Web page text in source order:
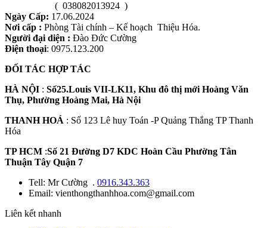
( 038082013924 )
Ngày Cấp: 17.06.2024
Nơi cấp : Phòng Tài chính – Kế hoạch Thiệu Hóa.
Người đại diện : Đào Đức Cường
Điện thoại: 0975.123.200
ĐỐI TÁC HỢP TÁC
HÀ NỘI : Số25.Louis VII-LK11, Khu đô thị mới Hoàng Văn
Thụ, Phường Hoàng Mai, Hà Nội
THANH HOÁ : Số 123 Lê huy Toán -P Quảng Thắng TP Thanh
Hóa
TP HCM :Số 21 Đường D7 KDC Hoàn Cầu Phường Tân
Thuận Tây Quận 7
Tell: Mr Cường . 0916.343.363
Email: vienthongthanhhoa.com@gmail.com
Liên kết nhanh